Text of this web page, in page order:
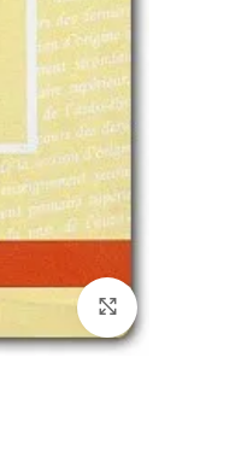
إضغط للتكبير